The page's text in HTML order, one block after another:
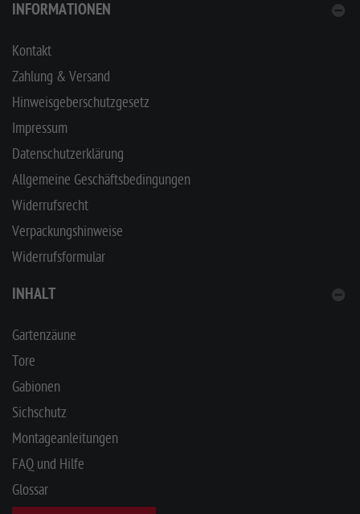
INFORMATIONEN
Kontakt
Zahlung & Versand
Hinweisgeberschutzgesetz
Impressum
Datenschutzerklärung
Allgemeine Geschäftsbedingungen
Widerrufsrecht
Verpackungshinweise
Widerrufsformular
INHALT
Gartenzäune
Tore
Gabionen
Sichschutz
Montageanleitungen
FAQ und Hilfe
Glossar